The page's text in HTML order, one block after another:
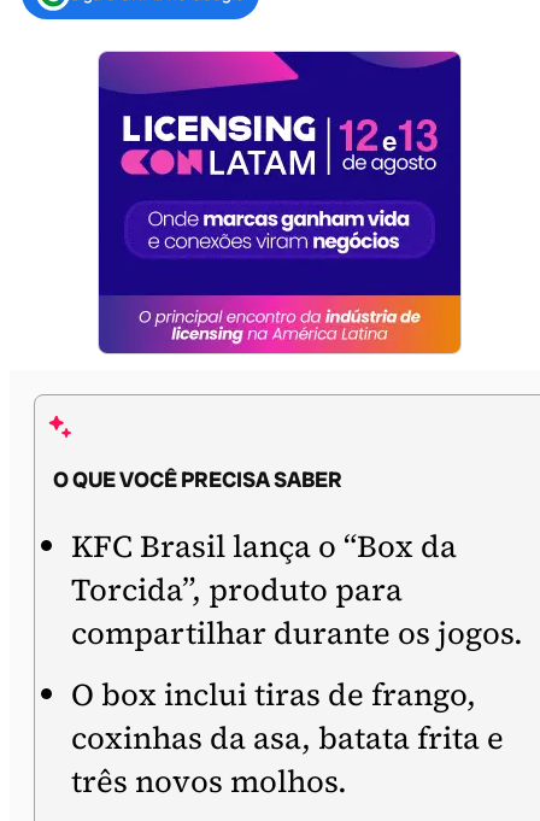
O QUE VOCÊ PRECISA SABER
KFC Brasil lança o “Box da
Torcida”, produto para
compartilhar durante os jogos.
O box inclui tiras de frango,
coxinhas da asa, batata frita e
três novos molhos.